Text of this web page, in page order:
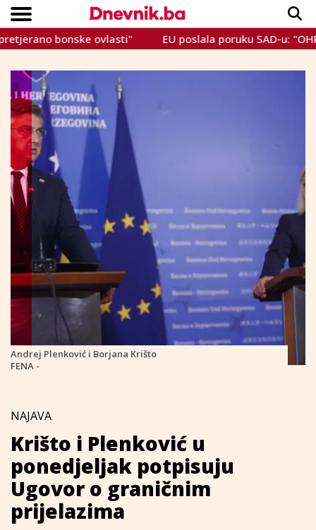
VIJESTI
SPORT
INTERVIEW
TEME
CRNA KRONIKA
LIFESTYLE
Copyright © Dnevnik.ba 2023.
bonske ovlasti" EU poslala poruku SAD-u: "OHR i
Andrej Plenković i Borjana Krišto
FENA -
NAJAVA
Krišto i Plenković u
ponedjeljak potpisuju
Ugovor o graničnim
prijelazima